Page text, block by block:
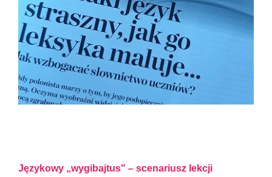
Językowy „wygibajtus" – scenariusz lekcji